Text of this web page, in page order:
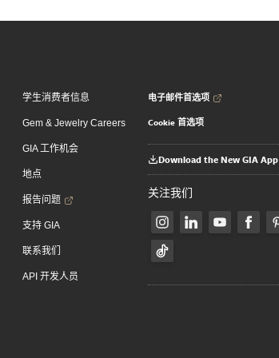
学生消费者信息
Gem & Jewelry Careers
GIA 工作机会
地点
报告问题
支持 GIA
联系我们
API 开发人员
电子邮件首选项
Cookie 首选项
Download the New GIA App
关注我们